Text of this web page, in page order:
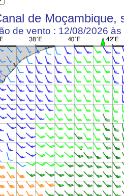
de Moçambique,
de vento : 12/08/2026 às